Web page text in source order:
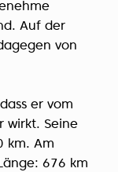
Auf der
von
er vom
wirkt. Seine
km. Am
676 km